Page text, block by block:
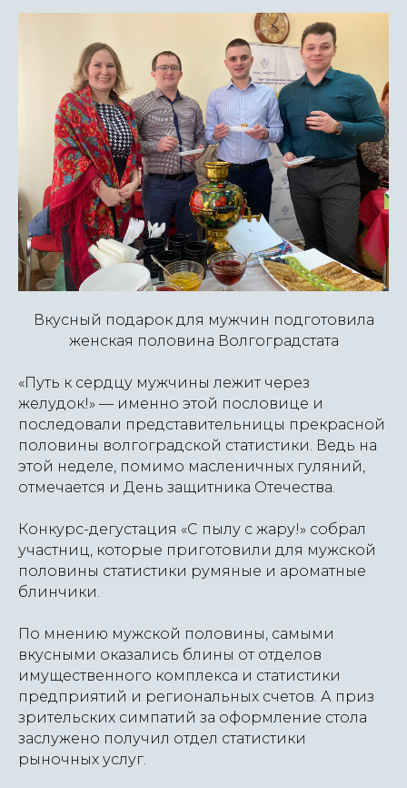
Вкусный подарок для мужчин подготовила
женская половина Волгоградстата
«Путь к сердцу мужчины лежит через
желудок!» — именно этой пословице и
последовали представительницы прекрасной
половины волгоградской статистики. Ведь на
этой неделе, помимо масленичных гуляний,
отмечается и День защитника Отечества.
Конкурс-дегустация «С пылу с жару!» собрал
участниц, которые приготовили для мужской
половины статистики румяные и ароматные
блинчики.
По мнению мужской половины, самыми
вкусными оказались блины от отделов
имущественного комплекса и статистики
предприятий и региональных счетов. А приз
зрительских симпатий за оформление стола
заслужено получил отдел статистики
рыночных услуг.